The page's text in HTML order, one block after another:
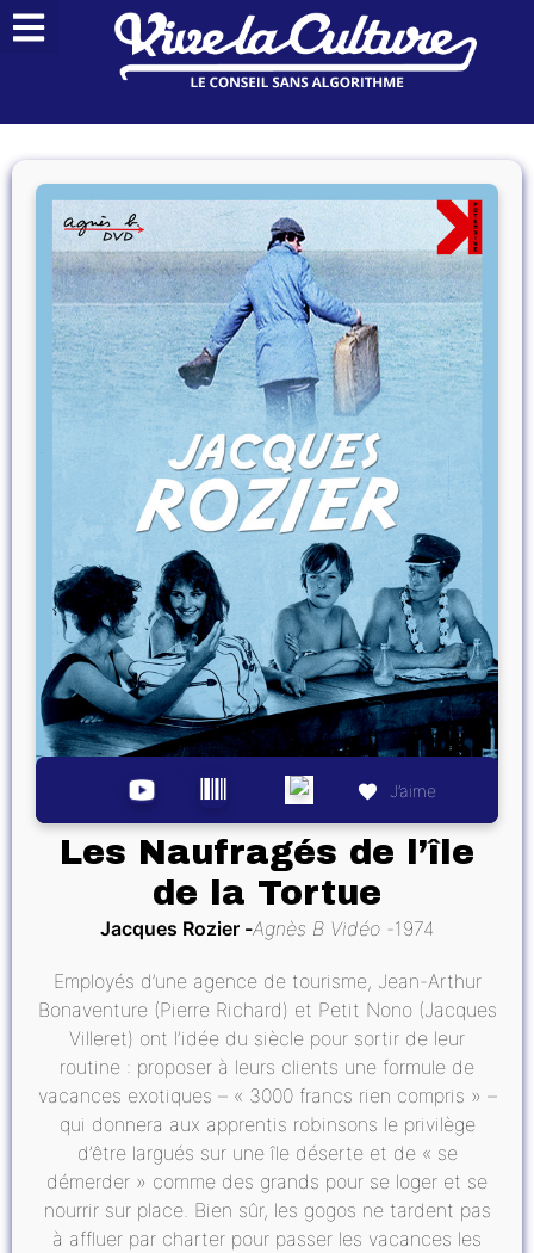
J’aime
Les Naufragés de l’île
de la Tortue
Jacques Rozier Agnès B Vidéo 1974
Employés d’une agence de tourisme, Jean-Arthur
Bonaventure (Pierre Richard) et Petit Nono (Jacques
Villeret) ont l’idée du siècle pour sortir de leur
routine : proposer à leurs clients une formule de
vacances exotiques – « 3000 francs rien compris » –
qui donnera aux apprentis robinsons le privilège
d’être largués sur une île déserte et de « se
démerder » comme des grands pour se loger et se
nourrir sur place. Bien sûr, les gogos ne tardent pas
à affluer par charter pour passer les vacances les